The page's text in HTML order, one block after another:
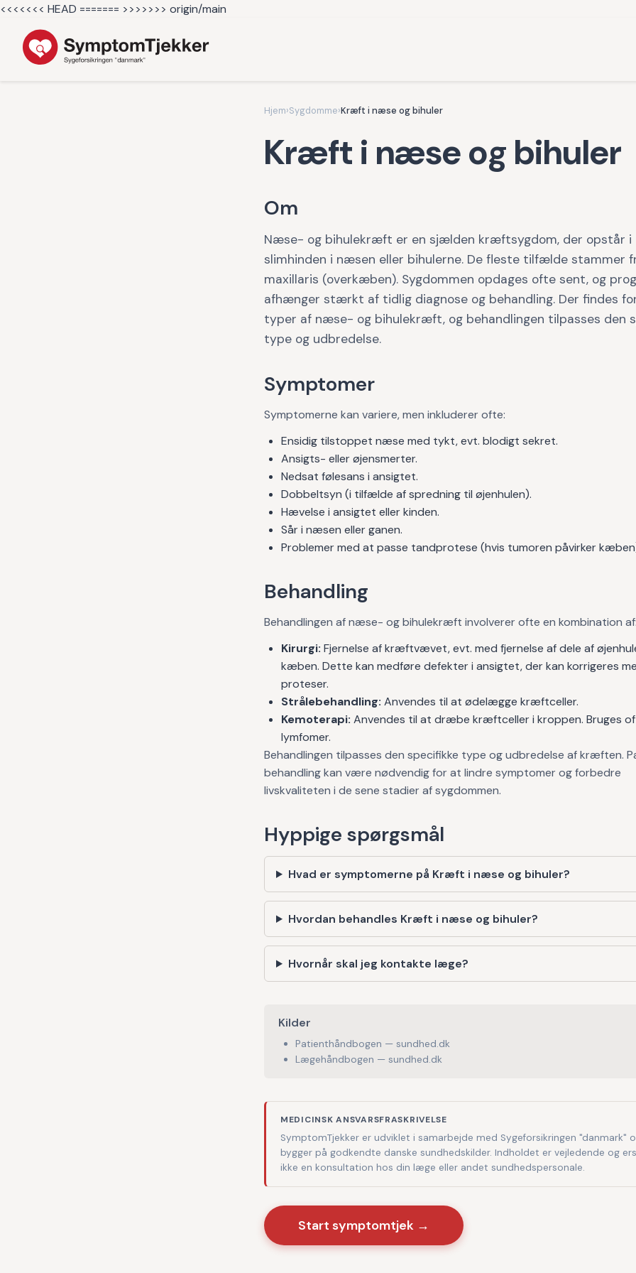
<<<<<<< HEAD ======= >>>>>>> origin/main
Hjem›Sygdomme›Kræft i næse og bihuler
Kræft i næse og bihuler
Om
Næse- og bihulekræft er en sjælden kræftsygdom, der opstår i
slimhinden i næsen eller bihulerne. De fleste tilfælde stammer
maxillaris (overkæben). Sygdommen opdages ofte sent, og
afhænger stærkt af tidlig diagnose og behandling. Der findes
typer af næse- og bihulekræft, og behandlingen tilpasses den
type og udbredelse.
Symptomer
Symptomerne kan variere, men inkluderer ofte:
Ensidig tilstoppet næse med tykt, evt. blodigt sekret.
Ansigts- eller øjensmerter.
Nedsat følesans i ansigtet.
Dobbeltsyn (i tilfælde af spredning til øjenhulen).
Hævelse i ansigtet eller kinden.
Sår i næsen eller ganen.
Problemer med at passe tandprotese (hvis tumoren påvirker
Behandling
Behandlingen af næse- og bihulekræft involverer ofte en kombination af:
Kirurgi: Fjernelse af kræftvævet, evt. med fjernelse af dele af
kæben. Dette kan medføre defekter i ansigtet, der kan korrigeres
proteser.
Strålebehandling: Anvendes til at ødelægge kræftceller.
Kemoterapi: Anvendes til at dræbe kræftceller i kroppen. Bruges
lymfomer.
Behandlingen tilpasses den specifikke type og udbredelse af kræften.
behandling kan være nødvendig for at lindre symptomer og forbedre
livskvaliteten i de sene stadier af sygdommen.
Hyppige spørgsmål
Hvad er symptomerne på Kræft i næse og bihuler?
Hvordan behandles Kræft i næse og bihuler?
Hvornår skal jeg kontakte læge?
Kilder
Patienthåndbogen — sundhed.dk
Lægehåndbogen — sundhed.dk
MEDICINSK ANSVARSFRASKRIVELSE
SymptomTjekker er udviklet i samarbejde med Sygeforsikringen "danmark"
bygger på godkendte danske sundhedskilder. Indholdet er vejledende og
ikke en konsultation hos din læge eller andet sundhedspersonale.
Start symptomtjek →